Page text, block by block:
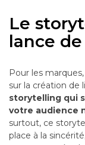
Le
lance
Pour les
sur la création de
storytelling qui
votre audience
surtout, ce
place à la